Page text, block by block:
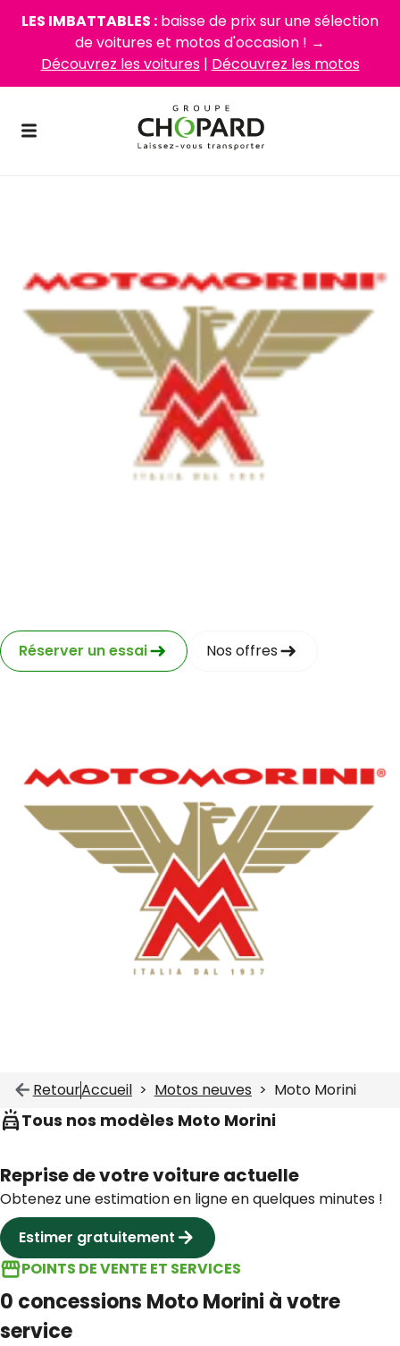
LES IMBATTABLES : baisse de prix sur une sélection
de voitures et motos d'occasion ! →
Découvrez les voitures| Découvrez les motos
Réserver un essai Nos offres
RetourAccueil Motos neuves Moto Morini
Tous nos modèles Moto Morini
Reprise de votre voiture actuelle
Obtenez une estimation en ligne en quelques minutes !
Estimer gratuitement
POINTS DE VENTE ET SERVICES
0 concessions Moto Morini à votre
service